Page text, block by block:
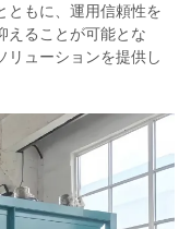
ともに、運用信頼性を
えることが可能とな
リューションを提供し